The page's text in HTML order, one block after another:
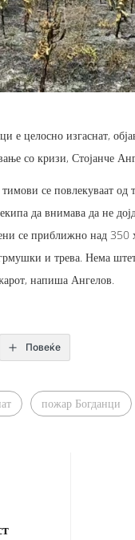
е целосно изгаснат,
со кризи, Стојанче
се повлекуваат од
да внимава да не
се приближно над 350
и трева. Нема
напиша Ангелов.
Повеќе
пожар Богданци